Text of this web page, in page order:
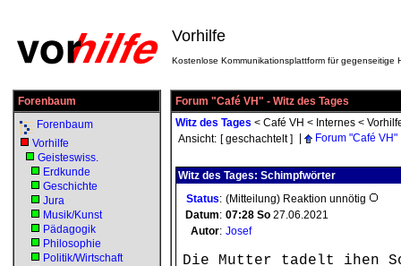
Vorhilfe
Kostenlose Kommunikationsplattform für gegenseitige
Forenbaum
Forenbaum
Vorhilfe
Geisteswiss.
Erdkunde
Geschichte
Jura
Musik/Kunst
Pädagogik
Philosophie
Politik/Wirtschaft
Forum "Café VH" - Witz des Tages
Witz des Tages < Café VH < Internes <
Ansicht: [ geschachtelt ] Forum "Café VH"
Witz des Tages: Schimpfwörter
Status: (Mitteilung) Reaktion unnötig
Datum: 07:28 So 27.06.2021
Autor: Josef
Die Mutter tadelt ihen